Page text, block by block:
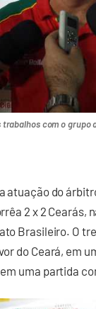
trabalhos com o grupo
atuação do
2 x 2 Cearás,
Brasileiro. O
do Ceará, em
uma partida